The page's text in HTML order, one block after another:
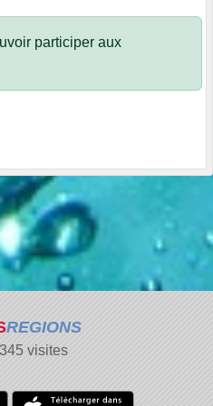
participer aux
REGIONS
visites